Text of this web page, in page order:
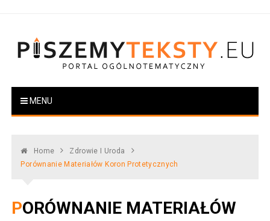
PiszemyTeksty.pl
Portal ogólnotematyczny
MENU
Home
Zdrowie I Uroda
Porównanie Materiałów Koron Protetycznych
PORÓWNANIE MATERIAŁÓW